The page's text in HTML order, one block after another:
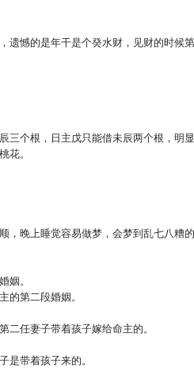
憾的是年干是个癸水财，见财的时候
个根，日主戊只能借未辰两个根，明
花。
晚上睡觉容易做梦，会梦到乱七八糟
姻。
第二段婚姻。
二任妻子带着孩子嫁给命主的。
带着孩子来的。